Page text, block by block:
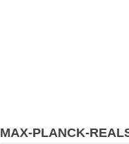
MAX-PLANCK-